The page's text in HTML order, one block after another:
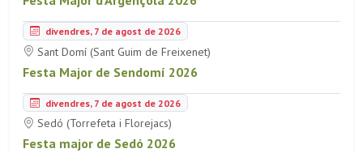
divendres, 7 de agost de 2026
Sant Domí (Sant Guim de Freixenet)
Festa Major de Sendomí 2026
divendres, 7 de agost de 2026
Sedó (Torrefeta i Florejacs)
Festa major de Sedó 2026